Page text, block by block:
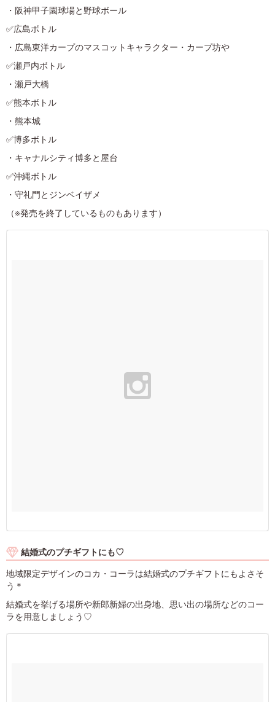
・阪神甲子園球場と野球ボール
✅広島ボトル
・広島東洋カープのマスコットキャラクター・カープ坊や
✅瀬戸内ボトル
・瀬戸大橋
✅熊本ボトル
・熊本城
✅博多ボトル
・キャナルシティ博多と屋台
✅沖縄ボトル
・守礼門とジンベイザメ
（※発売を終了しているものもあります）
結婚式のプチギフトにも♡
地域限定デザインのコカ・コーラは結婚式のプチギフトにもよさそ
う＊
結婚式を挙げる場所や新郎新婦の出身地、思い出の場所などのコー
ラを用意しましょう♡